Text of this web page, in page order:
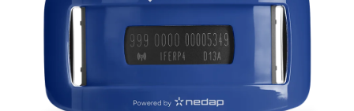
hvězdiček.